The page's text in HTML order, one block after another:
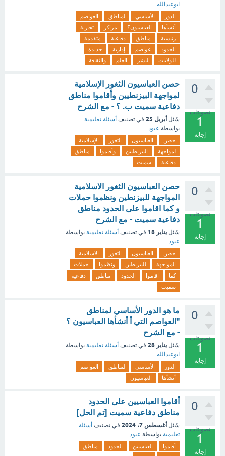
ابوعبدالله
الدور الأساسي لمناطق
العواصم
أنشأها
العباسيون؟ مراكز
تجارية
رئيسية
مناطق دفاعية
متقدمة
الحدود
عواصم إدارية
جديدة
للولايات
لنشر العلم والثقافة
0
تصويتات
1
إجابة
حصن العباسيون الثغور الإسلامية
لمواجهة البيزنطيين وأقاموا مناطق
دفاعية سميت ب. ؟ - مع الشرح
سُئل أبريل 25 في تصنيف أسئلة تعليمية
بواسطة عبود
حصن العباسيون الثغور
الإسلامية
لمواجهة
البيزنطيين وأقاموا
مناطق
دفاعية
سميت
0
تصويتات
1
إجابة
حصن العباسيون الثغور الاسلامية
المواجهة للبيزنطين ونظموا حملات
و كما اقاموا على الحدود مناطق
دفاعية سميت - مع الشرح
سُئل يناير 18 في تصنيف أسئلة تعليمية بواسطة
عبود
حصن العباسيون الثغور
الاسلامية
المواجهة
للبيزنطين ونظموا
حملات
كما
اقاموا الحدود مناطق
دفاعية
سميت
0
تصويتات
1
إجابة
ما هو الدور الأساسي لمناطق
"العواصم التي أ أنشأها العباسيون ؟
- مع الشرح
سُئل يناير 28 في تصنيف أسئلة تعليمية بواسطة
ابوعبدالله
الدور الأساسي لمناطق
العواصم
أنشأها
العباسيون
0
تصويتات
1
إجابة
أقاموا العباسيين على الحدود
مناطق دفاعية سميت [تم الحل]
سُئل أغسطس 7، 2024 في تصنيف أسئلة
تعليمية بواسطة عبود
أقاموا العباسيين الحدود
مناطق